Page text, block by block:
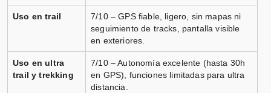
Uso en trail
7/10 – GPS fiable, ligero, sin mapas ni
seguimiento de tracks, pantalla visible
en exteriores.
Uso en ultra
trail y trekking
7/10 – Autonomía excelente (hasta 30h
en GPS), funciones limitadas para ultra
distancia.